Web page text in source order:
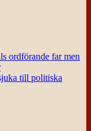
ordförande far men
till politiska